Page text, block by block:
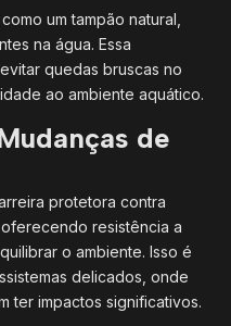
um tampão natural,
na água. Essa
quedas bruscas no
ao ambiente aquático.
de
protetora contra
resistência a
o ambiente. Isso é
delicados, onde
ter impactos significativos.